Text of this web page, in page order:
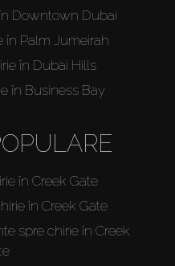
Downtown Dubai
în Palm Jumeirah
în Dubai Hills
în Business Bay
în Creek Gate
în Creek Gate
spre chirie în Creek